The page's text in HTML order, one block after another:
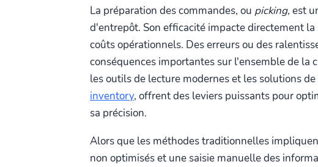
La préparation des commandes, ou picking, est
d'entrepôt. Son efficacité impacte directement
coûts opérationnels. Des erreurs ou des
conséquences importantes sur l'ensemble de la
les outils de lecture modernes et les solutions
inventory, offrent des leviers puissants pour
sa précision.
Alors que les méthodes traditionnelles
non optimisés et une saisie manuelle des